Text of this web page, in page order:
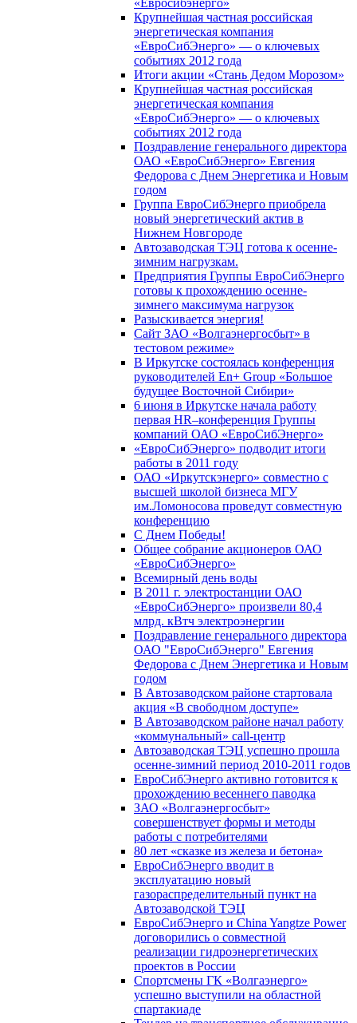
«Евросибэнерго»
Крупнейшая частная российская
энергетическая компания
«ЕвроСибЭнерго» — о ключевых
событиях 2012 года
Итоги акции «Стань Дедом Морозом»
Крупнейшая частная российская
энергетическая компания
«ЕвроСибЭнерго» — о ключевых
событиях 2012 года
Поздравление генерального директора
ОАО «ЕвроСибЭнерго» Евгения
Федорова с Днем Энергетика и Новым
годом
Группа ЕвроСибЭнерго приобрела
новый энергетический актив в
Нижнем Новгороде
Автозаводская ТЭЦ готова к осенне-
зимним нагрузкам.
Предприятия Группы ЕвроСибЭнерго
готовы к прохождению осенне-
зимнего максимума нагрузок
Разыскивается энергия!
Сайт ЗАО «Волгаэнергосбыт» в
тестовом режиме»
В Иркутске состоялась конференция
руководителей En+ Group «Большое
будущее Восточной Сибири»
6 июня в Иркутске начала работу
первая HR–конференция Группы
компаний ОАО «ЕвроСибЭнерго»
«ЕвроСибЭнерго» подводит итоги
работы в 2011 году
ОАО «Иркутскэнерго» совместно с
высшей школой бизнеса МГУ
им.Ломоносова проведут совместную
конференцию
С Днем Победы!
Общее собрание акционеров ОАО
«ЕвроСибЭнерго»
Всемирный день воды
В 2011 г. электростанции ОАО
«ЕвроСибЭнерго» произвели 80,4
млрд. кВтч электроэнергии
Поздравление генерального директора
ОАО "ЕвроСибЭнерго" Евгения
Федорова с Днем Энергетика и Новым
годом
В Автозаводском районе стартовала
акция «В свободном доступе»
В Автозаводском районе начал работу
«коммунальный» call-центр
Автозаводская ТЭЦ успешно прошла
осенне-зимний период 2010-2011 годов
ЕвроСибЭнерго активно готовится к
прохождению весеннего паводка
ЗАО «Волгаэнергосбыт»
совершенствует формы и методы
работы с потребителями
80 лет «сказке из железа и бетона»
ЕвроСибЭнерго вводит в
эксплуатацию новый
газораспределительный пункт на
Автозаводской ТЭЦ
ЕвроСибЭнерго и China Yangtze Power
договорились о совместной
реализации гидроэнергетических
проектов в России
Спортсмены ГК «Волгаэнерго»
успешно выступили на областной
спартакиаде